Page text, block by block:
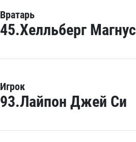
Вратарь
45.Хелльберг Магнус
Игрок
93.Лайпон Джей Си